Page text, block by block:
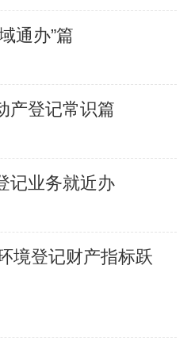
通办”篇
登记常识篇
记业务就近办
境登记财产指标跃